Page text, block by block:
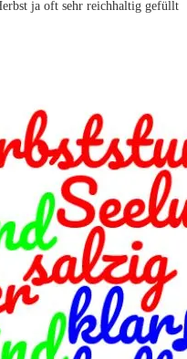
ja oft sehr reichhaltig gefüllt